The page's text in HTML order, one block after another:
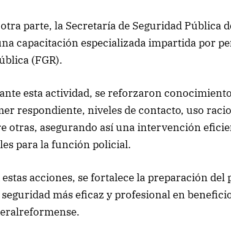
parte, la Secretaría de Seguridad Pública
capacitación especializada impartida por
(FGR).
esta actividad, se reforzaron
respondiente, niveles de contacto, uso
otras, asegurando así una intervención
para la función policial.
estas acciones, se fortalece la preparación
más eficaz y profesional en